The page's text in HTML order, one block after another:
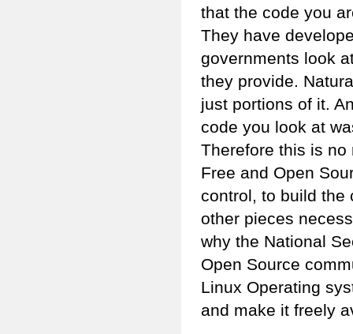
that the code you
They have
governments look
they provide.
just portions of it.
code you look at
Therefore this is
Free and Open
control, to build the
other pieces
why the National
Open Source
Linux Operating
and make it freely